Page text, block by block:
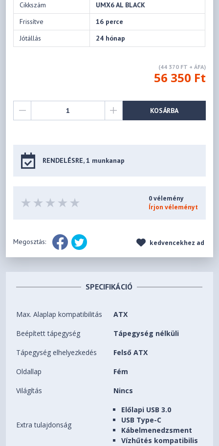
Cikkszám
UMX6 AL BLACK
Frissítve
16 perce
Jótállás
24 hónap
(44 370 FT + ÁFA)
56 350 Ft
KOSÁRBA
RENDELÉSRE, 1 munkanap
0 vélemény
Írjon véleményt
Megosztás: kedvencekhez ad
SPECIFIKÁCIÓ
Max. Alaplap kompatibilitás ATX
Beépített tápegység Tápegység nélküli
Tápegység elhelyezkedés Felső ATX
Oldallap Fém
Világítás Nincs
Extra tulajdonság
Előlapi USB 3.0
USB Type-C
Kábelmenedzsment
Vízhűtés kompatibilis